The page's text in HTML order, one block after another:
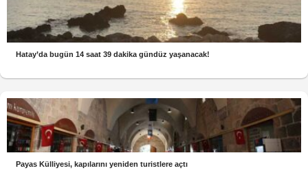
Hatay’da bugün 14 saat 39 dakika gündüz yaşanacak!
Payas Külliyesi, kapılarını yeniden turistlere açtı